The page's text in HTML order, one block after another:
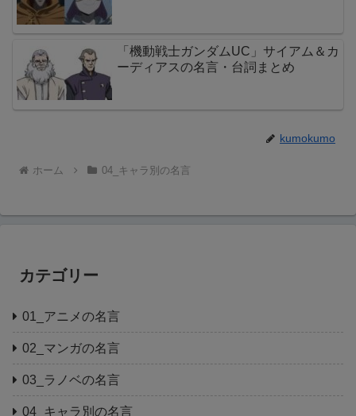
「機動戦士ガンダムUC」サイアム＆カ
ーディアスの名言・台詞まとめ
kumokumo
ホーム 04_キャラ別の名言
カテゴリー
01_アニメの名言
02_マンガの名言
03_ラノベの名言
04_キャラ別の名言